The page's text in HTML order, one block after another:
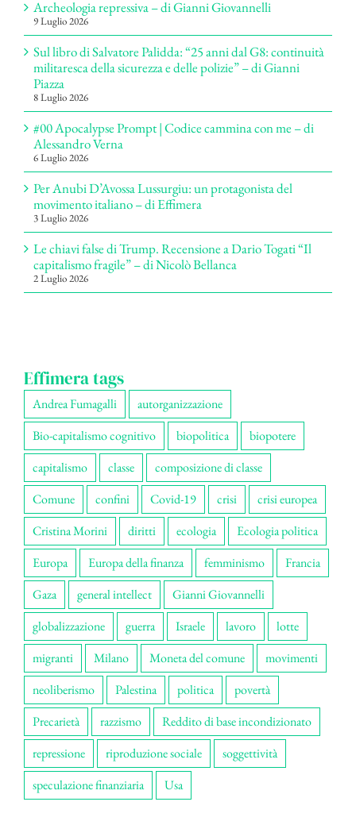
Archeologia repressiva – di Gianni Giovannelli
9 Luglio 2026
Sul libro di Salvatore Palidda: “25 anni dal G8: continuità
militaresca della sicurezza e delle polizie” – di Gianni
Piazza
8 Luglio 2026
#00 Apocalypse Prompt | Codice cammina con me – di
Alessandro Verna
6 Luglio 2026
Per Anubi D’Avossa Lussurgiu: un protagonista del
movimento italiano – di Effimera
3 Luglio 2026
Le chiavi false di Trump. Recensione a Dario Togati “Il
capitalismo fragile” – di Nicolò Bellanca
2 Luglio 2026
Effimera tags
Andrea Fumagalli
autorganizzazione
Bio-capitalismo cognitivo
biopolitica
biopotere
capitalismo
classe
composizione di classe
Comune
confini Covid-19 crisi
crisi europea
Cristina Morini
diritti ecologia
Ecologia politica
Europa
Europa della finanza femminismo
Francia
Gaza
general intellect
Gianni Giovannelli
globalizzazione
guerra Israele lavoro
lotte
migranti
Milano Moneta del comune
movimenti
neoliberismo
Palestina politica
povertà
Precarietà
razzismo
Reddito di base incondizionato
repressione
riproduzione sociale
soggettività
speculazione finanziaria
Usa